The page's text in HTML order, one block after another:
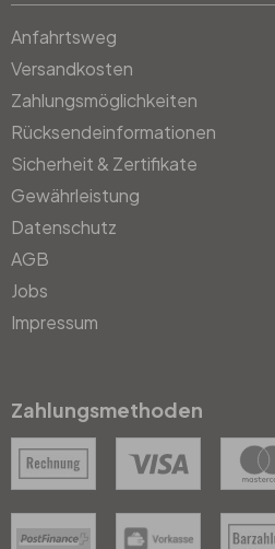
Anfahrtsweg
Versandkosten
Zahlungsmöglichkeiten
Rücksendeinformationen
Sicherheit & Zertifikate
Gewährleistung
Datenschutz
AGB
Jobs
Impressum
Zahlungsmethoden